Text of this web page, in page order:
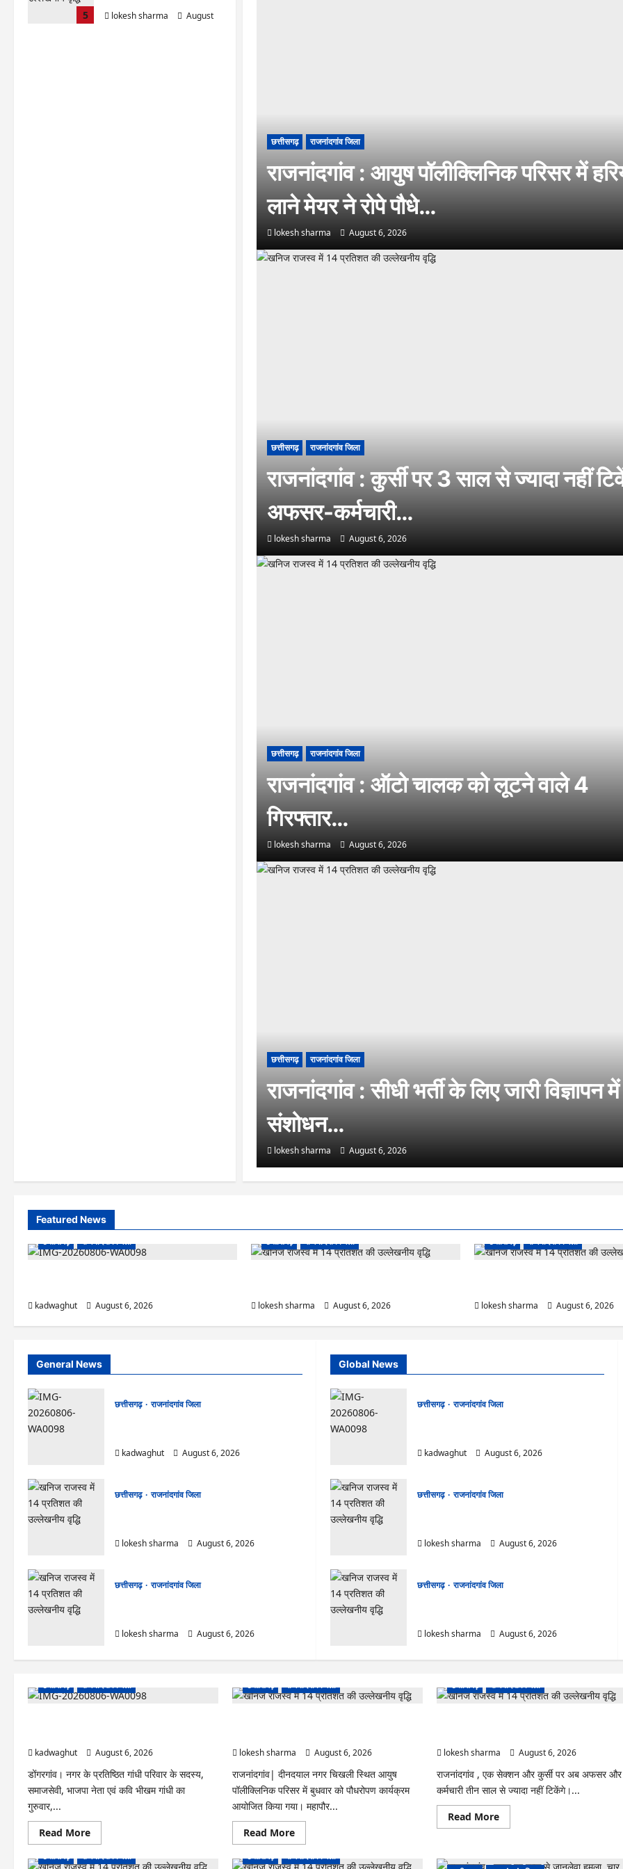
5
lokesh sharma
August
छत्तीसगढ़ राजनांदगांव जिला
राजनांदगांव : आयुष पॉलीक्लिनिक परिसर में
लाने मेयर ने रोपे पौधे…
lokesh sharma August 6, 2026
छत्तीसगढ़ राजनांदगांव जिला
राजनांदगांव : कुर्सी पर 3 साल से ज्यादा नहीं
अफसर-कर्मचारी…
lokesh sharma August 6, 2026
छत्तीसगढ़ राजनांदगांव जिला
राजनांदगांव : ऑटो चालक को लूटने वाले 4
गिरफ्तार…
lokesh sharma August 6, 2026
छत्तीसगढ़ राजनांदगांव जिला
राजनांदगांव : सीधी भर्ती के लिए जारी विज्ञापन में
संशोधन…
lokesh sharma August 6, 2026
Featured News
छत्तीसगढ़
राजनांदगांव जिला
kadwaghut
August 6, 2026
छत्तीसगढ़ राजनांदगांव जिला
lokesh sharma
August 6, 2026
छत्तीसगढ़ राजनांदगांव जिला
lokesh sharma
August 6, 2026
General News
छत्तीसगढ़
राजनांदगांव जिला
kadwaghut
August 6, 2026
छत्तीसगढ़
राजनांदगांव जिला
lokesh sharma
August 6, 2026
छत्तीसगढ़
राजनांदगांव जिला
lokesh sharma
August 6, 2026
Global News
छत्तीसगढ़
राजनांदगांव जिला
kadwaghut
August 6, 2026
छत्तीसगढ़
राजनांदगांव जिला
lokesh sharma
August 6, 2026
छत्तीसगढ़
राजनांदगांव जिला
lokesh sharma
August 6, 2026
छत्तीसगढ़ राजनांदगांव जिला
kadwaghut
August 6, 2026
डोंगरगांव। नगर के प्रतिष्ठित गांधी परिवार के सदस्य,
समाजसेवी, भाजपा नेता एवं कवि भीखम गांधी का
गुरुवार,...
Read MoreRead
more
Rajnandgaon
छत्तीसगढ़ राजनांदगांव जिला
lokesh sharma
August 6, 2026
राजनांदगांव| दीनदयाल नगर चिखली स्थित आयुष
पॉलीक्लिनिक परिसर में बुधवार को पौधरोपण कार्यक्रम
आयोजित किया गया। महापौर...
Read MoreRead
more
राजनांदगांव
छत्तीसगढ़ राजनांदगांव जिला
lokesh sharma
August 6, 2026
राजनांदगांव , एक सेक्शन और कुर्सी पर अब अफसर और
कर्मचारी तीन साल से ज्यादा नहीं टिकेंगे।...
Read MoreRead
more
कुर्सी
छत्तीसगढ़ राजनांदगांव जिला छत्तीसगढ़
राजनांदगांव जिला